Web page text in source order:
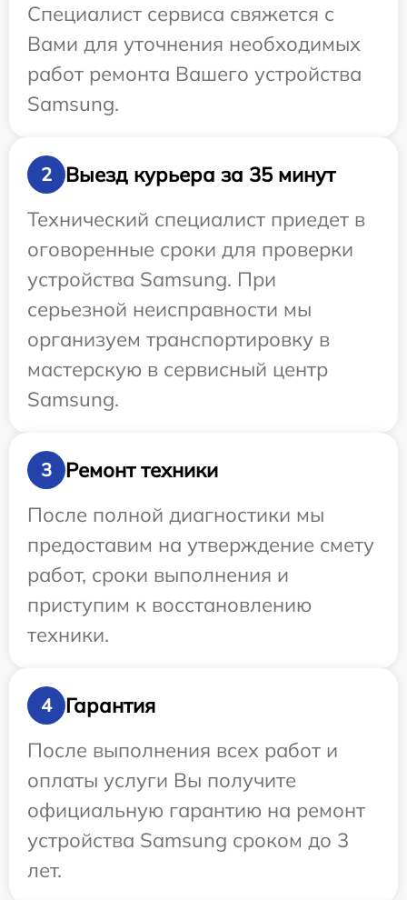
Специалист сервиса свяжется с
Вами для уточнения необходимых
работ ремонта Вашего устройства
Samsung.
2
Выезд курьера за 35 минут
Технический специалист приедет в
оговоренные сроки для проверки
устройства Samsung. При
серьезной неисправности мы
организуем транспортировку в
мастерскую в сервисный центр
Samsung.
3
Ремонт техники
После полной диагностики мы
предоставим на утверждение смету
работ, сроки выполнения и
приступим к восстановлению
техники.
4
Гарантия
После выполнения всех работ и
оплаты услуги Вы получите
официальную гарантию на ремонт
устройства Samsung сроком до 3
лет.